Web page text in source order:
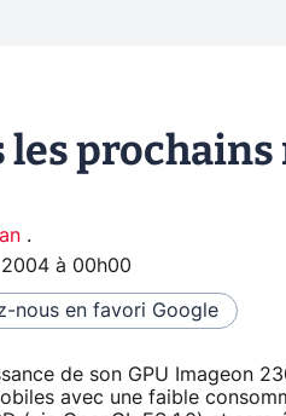
les prochains
.
à 00h00
nous en favori Google
de son GPU Imageon
avec une faible